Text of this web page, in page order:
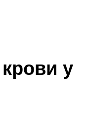
у